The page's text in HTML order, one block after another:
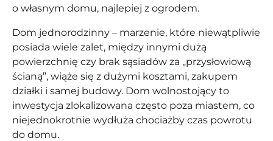
o własnym domu, najlepiej z ogrodem.
Dom jednorodzinny – marzenie, które niewątpliwie
posiada wiele zalet, między innymi dużą
powierzchnię czy brak sąsiadów za „przysłowiową
ścianą”, wiąże się z dużymi kosztami, zakupem
działki i samej budowy. Dom wolnostojący to
inwestycja zlokalizowana często poza miastem, co
niejednokrotnie wydłuża chociażby czas powrotu
do domu.